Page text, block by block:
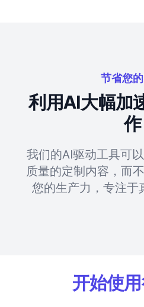
节省您
利用AI大幅加
作
我们的AI驱动工具可
质量的定制内容，而
您的生产力，专注于
开始使